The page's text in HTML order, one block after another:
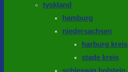
tyskland
hamburg
niedersachsen
harburg kreis
stade kreis
schleswig holstein